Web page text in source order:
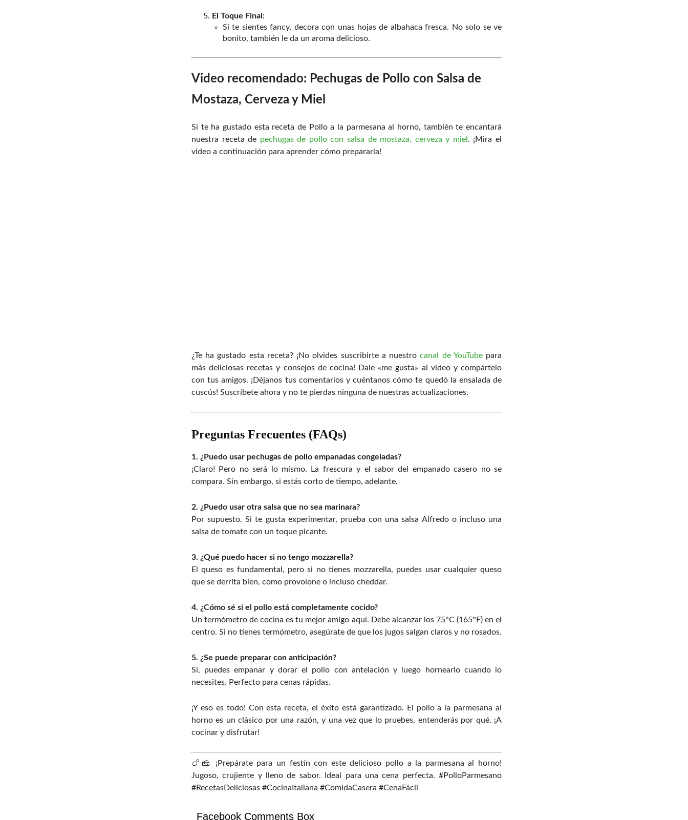
El Toque Final:
Si te sientes fancy, decora con unas hojas de albahaca fresca. No solo se ve
bonito, también le da un aroma delicioso.
Video recomendado: Pechugas de Pollo con Salsa de
Mostaza, Cerveza y Miel
Si te ha gustado esta receta de Pollo a la parmesana al horno, también te encantará
nuestra receta de pechugas de pollo con salsa de mostaza, cerveza y miel . ¡Mira el
video a continuación para aprender cómo prepararla!
¿Te ha gustado esta receta? ¡No olvides suscribirte a nuestrocanal de YouTubepara
más deliciosas recetas y consejos de cocina! Dale «me gusta» al video y compártelo
con tus amigos. ¡Déjanos tus comentarios y cuéntanos cómo te quedó la ensalada de
cuscús! Suscríbete ahora y no te pierdas ninguna de nuestras actualizaciones.
Preguntas Frecuentes (FAQs)
1. ¿Puedo usar pechugas de pollo empanadas congeladas?
¡Claro! Pero no será lo mismo. La frescura y el sabor del empanado casero no se
compara. Sin embargo, si estás corto de tiempo, adelante.
2. ¿Puedo usar otra salsa que no sea marinara?
Por supuesto. Si te gusta experimentar, prueba con una salsa Alfredo o incluso una
salsa de tomate con un toque picante.
3. ¿Qué puedo hacer si no tengo mozzarella?
El queso es fundamental, pero si no tienes mozzarella, puedes usar cualquier queso
que se derrita bien, como provolone o incluso cheddar.
4. ¿Cómo sé si el pollo está completamente cocido?
Un termómetro de cocina es tu mejor amigo aquí. Debe alcanzar los 75°C (165°F) en el
centro. Si no tienes termómetro, asegúrate de que los jugos salgan claros y no rosados.
5. ¿Se puede preparar con anticipación?
Sí, puedes empanar y dorar el pollo con antelación y luego hornearlo cuando lo
necesites. Perfecto para cenas rápidas.
¡Y eso es todo! Con esta receta, el éxito está garantizado. El pollo a la parmesana al
horno es un clásico por una razón, y una vez que lo pruebes, entenderás por qué. ¡A
cocinar y disfrutar!
🍗🧀 ¡Prepárate para un festín con este delicioso pollo a la parmesana al horno!
Jugoso, crujiente y lleno de sabor. Ideal para una cena perfecta. #PolloParmesano
#RecetasDeliciosas #CocinaItaliana #ComidaCasera #CenaFácil
Facebook Comments Box